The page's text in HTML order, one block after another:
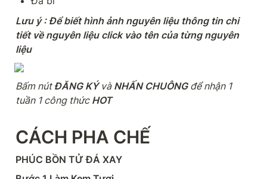
Lưu ý : Để biết hình ảnh nguyên liệu thông tin chi
tiết về nguyên liệu click vào tên của từng nguyên
liệu
Bấm nút ĐĂNG KÝ và NHẤN CHUÔNG để nhận 1
tuần 1 công thức HOT
CÁCH PHA CHẾ
PHÚC BỒN TỬ ĐÁ XAY